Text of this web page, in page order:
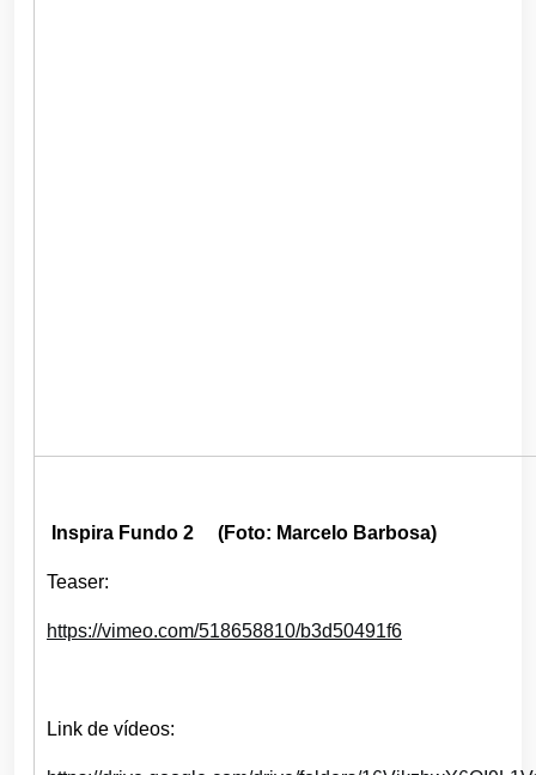
Inspira Fundo 2 (Foto: Marcelo Barbosa)
Teaser:
https://vimeo.com/518658810/b3d50491f6
Link de vídeos: